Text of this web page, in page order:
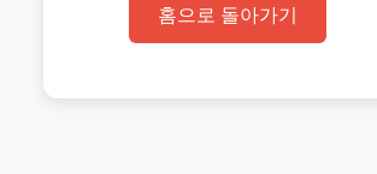
홈으로 돌아가기